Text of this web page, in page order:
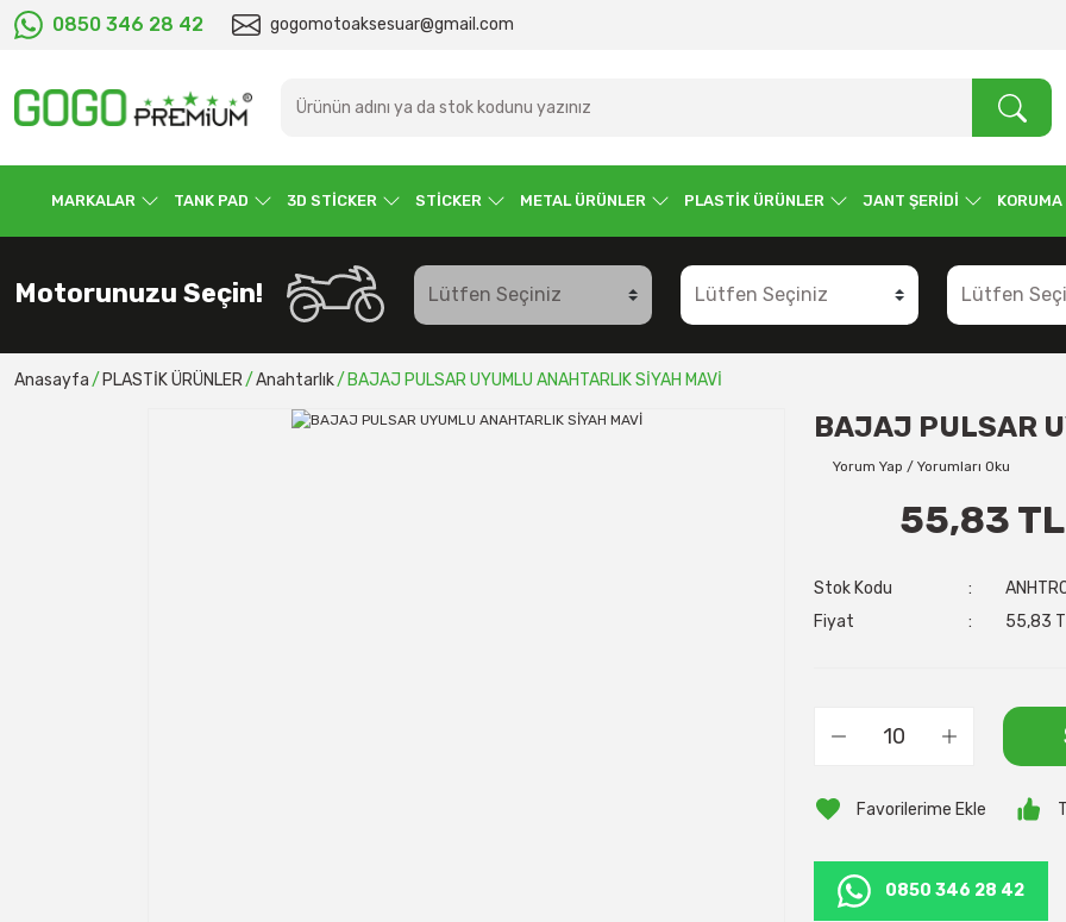
0850 346 28 42 gogomotoaksesuar@gmail.com
MARKALAR TANK PAD 3D STİCKER STİCKER METAL ÜRÜNLER PLASTİK ÜRÜNLER JANT ŞERİDİ
Motorunuzu Seçin!
Anasayfa PLASTİK ÜRÜNLER Anahtarlık BAJAJ PULSAR UYUMLU ANAHTARLIK SİYAH MAVİ
BAJAJ PULSAR
Yorum Yap / Yorumları Oku
55,83 TL
Stok Kodu
Fiyat
55,83
0850 346 28 42